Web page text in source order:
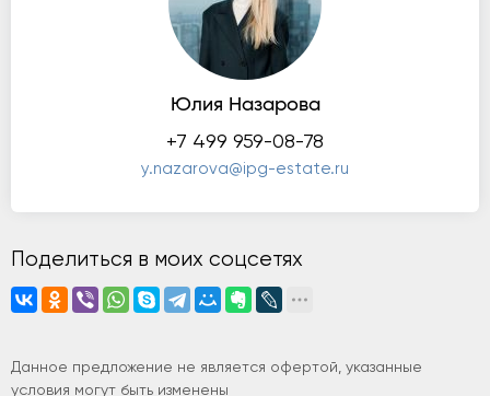
Юлия Назарова
+7 499 959-08-78
y.nazarova@ipg-estate.ru
Поделиться в моих соцсетях
Данное предложение не является офертой, указанные
условия могут быть изменены